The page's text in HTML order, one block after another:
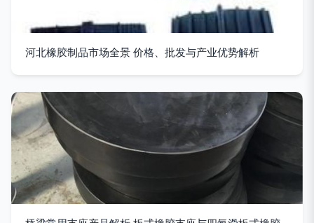
河北橡胶制品市场全景 价格、批发与产业优势解析